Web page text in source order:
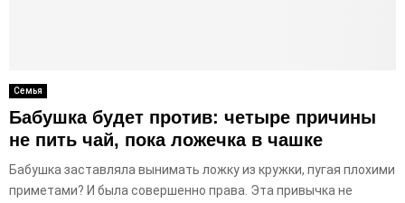
N
U
Семья
Бабушка будет против: четыре причины
не пить чай, пока ложечка в чашке
Бабушка заставляла вынимать ложку из кружки, пугая плохими
приметами? И была совершенно права. Эта привычка не